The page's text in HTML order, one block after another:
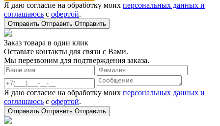
Я даю согласие на обработку моих персональных данных и
соглашаюсь с офертой.
Отправить Отправить Отправить
Заказ товара в один клик
Оставьте контакты для связи с Вами.
Мы перезвоним для подтверждения заказа.
Я даю согласие на обработку моих персональных данных и
соглашаюсь с офертой.
Отправить Отправить Отправить